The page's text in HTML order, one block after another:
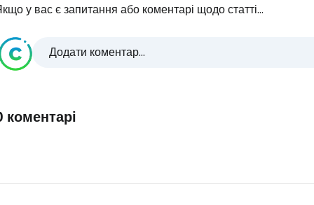
у вас є запитання або коментарі щодо статті...
Додати коментар...
коментарі